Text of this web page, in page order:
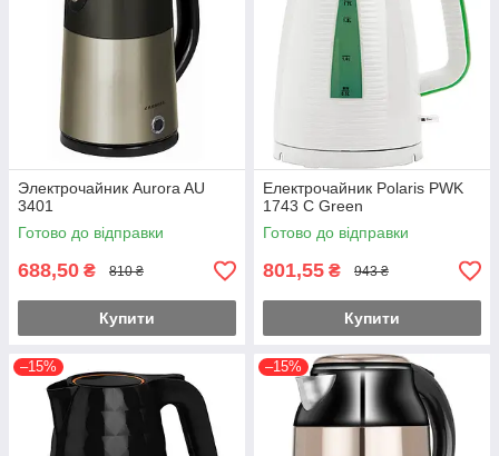
Электрочайник Aurora AU
3401
Готово до відправки
688,50 ₴ 810 ₴
Купити
Електрочайник Polaris PWK
1743 C Green
Готово до відправки
801,55 ₴ 943 ₴
Купити
–15% –15%